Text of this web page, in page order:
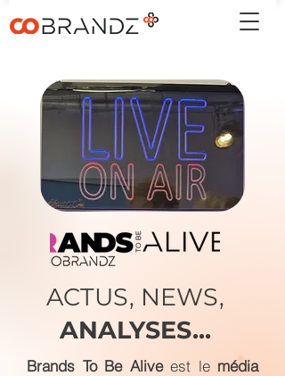
ACTUS, NEWS,
ANALYSES...
Brands To Be Aliveest le média